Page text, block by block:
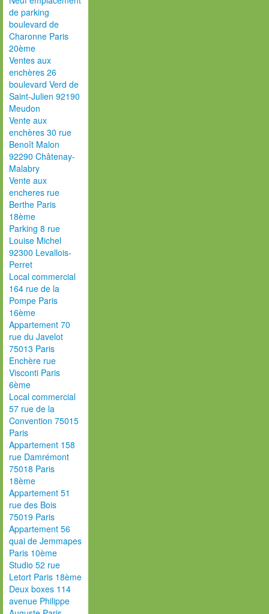
de parking
boulevard de
Charonne Paris
20ème
Ventes aux
enchères 26
boulevard Verd de
Saint-Julien 92190
Meudon
Vente aux
enchères 30 rue
Benoît Malon
92290 Châtenay-
Malabry
Vente aux
encheres rue
Berthe Paris
18ème
Parking 8 rue
Louise Michel
92300 Levallois-
Perret
Local commercial
164 rue de la
Pompe Paris
16ème
Appartement 70
rue du Javelot
75013 Paris
Enchère rue
Visconti Paris
6ème
Local commercial
57 rue de la
Convention 75015
Paris
Appartement 158
rue Damrémont
75018 Paris
18ème
Appartement 51
rue des Bois
75019 Paris
Appartement 56
quai de Jemmapes
Paris 10ème
Studio 52 rue
Letort Paris 18ème
Deux boxes 114
avenue Philippe